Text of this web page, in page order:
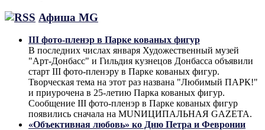
Афиша MG
III фото-пленэр в Парке кованых фигур
В последних числах января Художественный музей
"Арт-Донбасс" и Гильдия кузнецов Донбасса объявили
старт III фото-пленэру в Парке кованых фигур.
Творческая тема на этот раз названа "Любимый ПАРК!"
и приурочена в 25-летию Парка кованых фигур.
Сообщение III фото-пленэр в Парке кованых фигур
появились сначала на MUNИЦИПАЛЬНАЯ GAZЕТА.
«Объективная любовь» ко Дню Петра и Февронии